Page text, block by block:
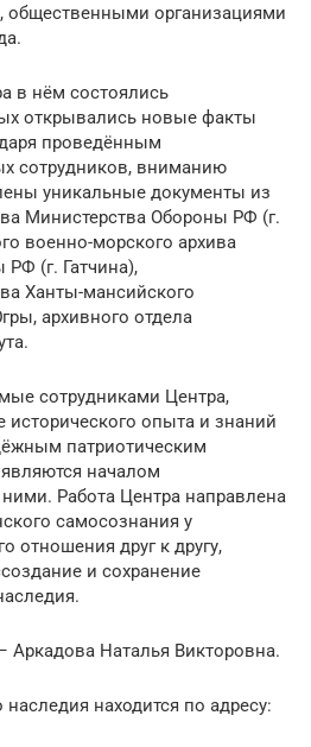
организациями
в нём состоялись
открывались новые факты
проведённым
сотрудников, вниманию
уникальные документы из
Министерства Обороны РФ (г.
военно-морского архива
(г. Гатчина),
Ханты-мансийского
архивного отдела
сотрудниками Центра,
исторического опыта и знаний
патриотическим
началом
Работа Центра направлена
самосознания у
отношения друг к другу,
и сохранение
Наталья Викторовна.
наследия находится по адресу: